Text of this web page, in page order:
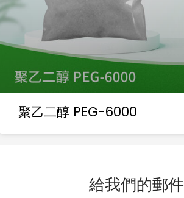
聚乙二醇 PEG-6000
給我們的郵件